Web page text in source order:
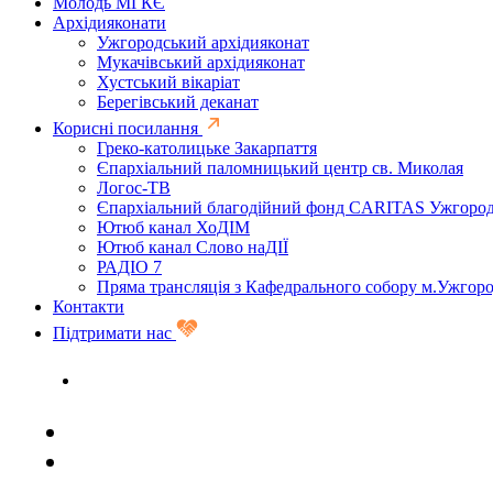
Архідияконати
Ужгородський архідияконат
Мукачівський архідияконат
Хустський вікаріат
Берегівський деканат
Корисні посилання
Греко-католицьке Закарпаття
Єпархіальний паломницький центр св. Миколая
Логос-ТВ
Єпархіальний благодійний фонд CARITAS
Ютюб канал ХоДІМ
Ютюб канал Слово наДІЇ
РАДІО 7
Пряма трансляція з Кафедрального собору
Контакти
Підтримати нас